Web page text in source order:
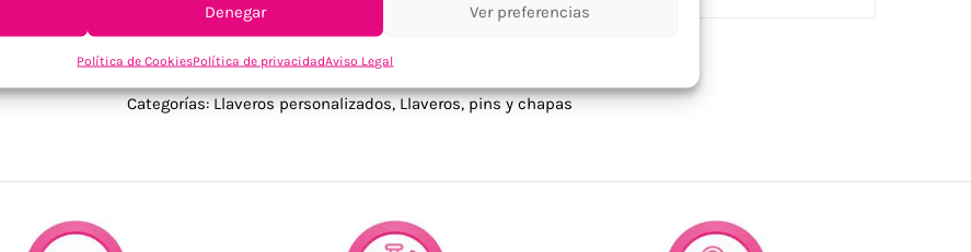
Denegar Ver preferencias
Política de CookiesPolítica de privacidadAviso Legal
Categorías:Llaveros personalizados,Llaveros, pins y chapas